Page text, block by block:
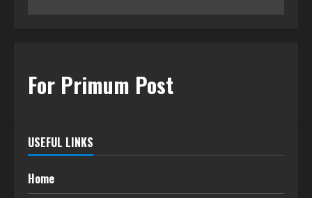
For Primum Post
USEFUL LINKS
Home